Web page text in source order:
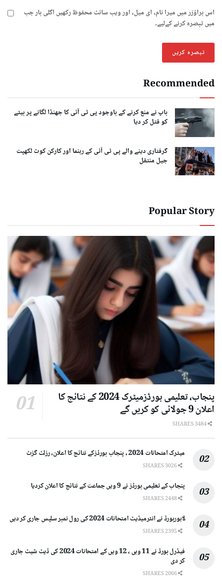
اس براؤزر میں میرا نام، ای میل، اور ویب سائٹ محفوظ رکھیں اگلی بار جب
میں تبصرہ کرنے کےلیے۔
Recommended
باپ نے منع کرنے کے باوجود پی ٹی آئی کا جھنڈا لگانے پر بیٹے
کو قتل کر دیا
گرفتاری دینے والے پی ٹی آئی کے رہنما اور کارکن کوٹ لکھپت
جیل منتقل
Popular Story
پنجاب، تعلیمی بورڈزمیٹرک 2024 کے نتائج کا
اعلان 9 جولائی کو کریں گے
میٹرک امتحانات 2024 ، پنجاب بورڈزکے نتائج کا اعلان، رزلٹ گزٹ
پنجاب کے تعلیمی بورڈز نے 9 ویں جماعت کے نتائج کا اعلان کردیا
لاہوربورڈ نے انٹرمیڈیٹ امتحانات 2024 کی رول نمبر سلپس جاری کر دیں
فیڈرل بورڈ نے 11 ویں ، 12 ویں کے امتحانات 2024 کی ڈیٹ شیٹ جاری
کر دی